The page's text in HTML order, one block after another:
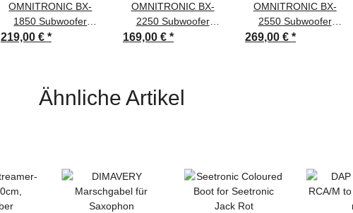
OMNITRONIC BX-
1850 Subwoofer
1200W
219,00 € *
OMNITRONIC BX-
2250 Subwoofer
800W
169,00 € *
OMNITRONIC BX-
2550 Subwoofer
1200W
269,00 €*
Ähnliche Artikel